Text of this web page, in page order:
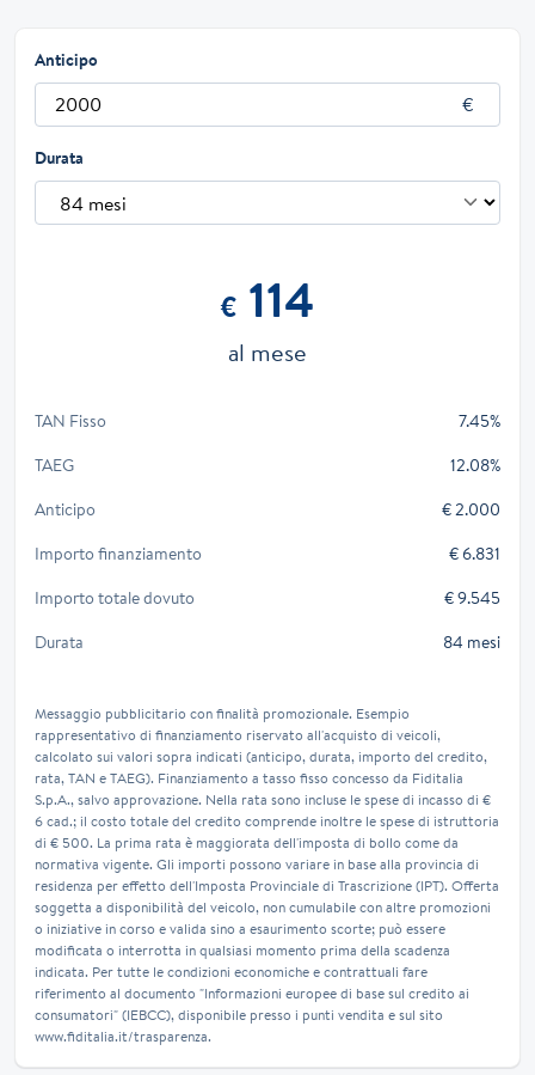
Anticipo
Durata
€ 114
al mese
TAN Fisso
7.45%
TAEG
12.08%
Anticipo
€ 2.000
Importo finanziamento
€ 6.831
Importo totale dovuto
€ 9.545
Durata
84 mesi
Messaggio pubblicitario con finalità promozionale. Esempio
rappresentativo di finanziamento riservato all'acquisto di veicoli,
calcolato sui valori sopra indicati (anticipo, durata, importo del credito,
rata, TAN e TAEG). Finanziamento a tasso fisso concesso da Fiditalia
S.p.A., salvo approvazione. Nella rata sono incluse le spese di incasso di €
6 cad.; il costo totale del credito comprende inoltre le spese di istruttoria
di € 500. La prima rata è maggiorata dell'imposta di bollo come da
normativa vigente. Gli importi possono variare in base alla provincia di
residenza per effetto dell'Imposta Provinciale di Trascrizione (IPT). Offerta
soggetta a disponibilità del veicolo, non cumulabile con altre promozioni
o iniziative in corso e valida sino a esaurimento scorte; può essere
modificata o interrotta in qualsiasi momento prima della scadenza
indicata. Per tutte le condizioni economiche e contrattuali fare
riferimento al documento "Informazioni europee di base sul credito ai
consumatori" (IEBCC), disponibile presso i punti vendita e sul sito
www.fiditalia.it/trasparenza.